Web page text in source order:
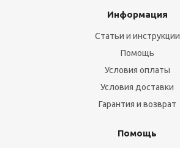
Информация
Статьи и инструкции
Помощь
Условия оплаты
Условия доставки
Гарантия и возврат
Помощь